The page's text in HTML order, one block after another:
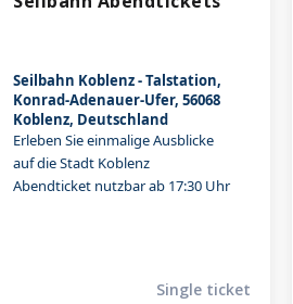
Seilbahn Koblenz - Talstation,
Konrad-Adenauer-Ufer, 56068
Koblenz, Deutschland
Erleben Sie einmalige Ausblicke
auf die Stadt Koblenz
Abendticket nutzbar ab 17:30 Uhr
Single ticket